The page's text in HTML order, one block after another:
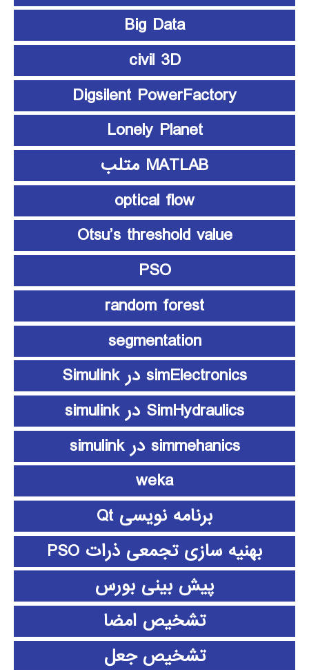
Big Data
civil 3D
Digsilent PowerFactory
Lonely Planet
MATLAB متلب
optical flow
Otsu’s threshold value
PSO
random forest
segmentation
simElectronics در Simulink
SimHydraulics در simulink
simmehanics در simulink
weka
برنامه نویسی Qt
بهنیه سازی تجمعی ذرات PSO
پیش بینی بورس
تشخیص امضا
تشخیص جعل